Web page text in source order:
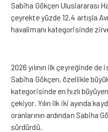
Sabiha Gökçen Uluslararası
çeyrekte yüzde 12,4 artışla
havalimanı kategorisinde
2026 yılının ilk çeyreğinde
Sabiha Gökçen, özellikle
kategorisinde en hızlı
çekiyor. Yılın ilk iki ayında
oranlarının ardından Sabiha
sürdürdü.